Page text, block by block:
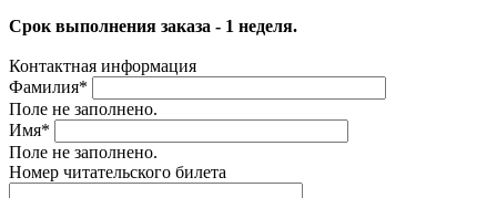
Срок выполнения заказа - 1 неделя.
Контактная информация
Фамилия*
Поле не заполнено.
Имя*
Поле не заполнено.
Номер читательского билета